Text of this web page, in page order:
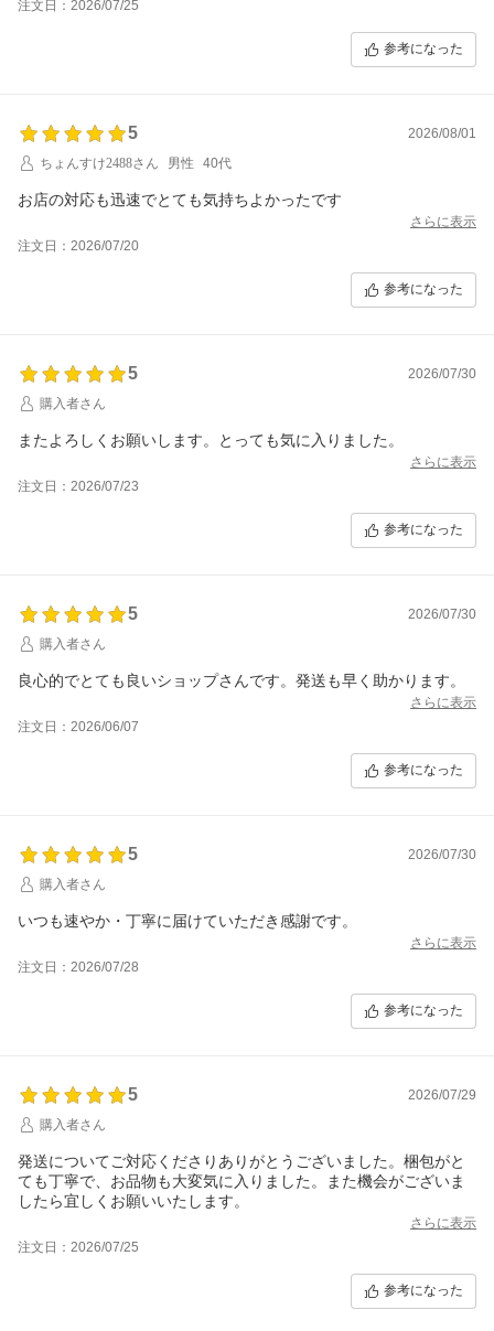
注文日：2026/07/25
参考になった
5
2026/08/01
ちょんすけ2488さん
男性 40代
お店の対応も迅速でとても気持ちよかったです
さらに表示
注文日：2026/07/20
参考になった
5
2026/07/30
購入者さん
またよろしくお願いします。とっても気に入りました。
さらに表示
注文日：2026/07/23
参考になった
5
2026/07/30
購入者さん
良心的でとても良いショップさんです。発送も早く助かります。
さらに表示
注文日：2026/06/07
参考になった
5
2026/07/30
購入者さん
いつも速やか・丁寧に届けていただき感謝です。
さらに表示
注文日：2026/07/28
参考になった
5
2026/07/29
購入者さん
発送についてご対応くださりありがとうございました。梱包がと
ても丁寧で、お品物も大変気に入りました。また機会がございま
したら宜しくお願いいたします。
さらに表示
注文日：2026/07/25
参考になった